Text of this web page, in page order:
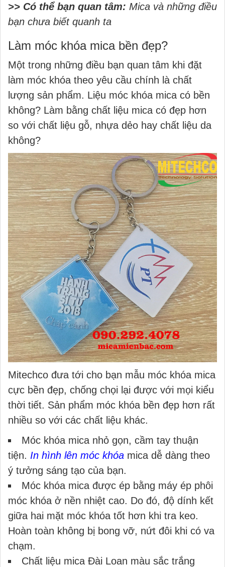
>> Có thể bạn quan tâm: Mica và những điều
bạn chưa biết quanh ta
Làm móc khóa mica bền đẹp?
Một trong những điều bạn quan tâm khi đặt
làm móc khóa theo yêu cầu chính là chất
lượng sản phẩm. Liệu móc khóa mica có bền
không? Làm bằng chất liệu mica có đẹp hơn
so với chất liệu gỗ, nhựa dẻo hay chất liệu da
không?
Mitechco đưa tới cho bạn mẫu móc khóa mica
cực bền đẹp, chống chọi lại được với mọi kiểu
thời tiết. Sản phẩm móc khóa bền đẹp hơn rất
nhiều so với các chất liệu khác.
Móc khóa mica nhỏ gọn, cầm tay thuận
tiện. In hình lên móc khóa mica dễ dàng theo
ý tưởng sáng tạo của bạn.
Móc khóa mica được ép bằng máy ép phôi
móc khóa ở nền nhiệt cao. Do đó, độ dính kết
giữa hai mặt móc khóa tốt hơn khi tra keo.
Hoàn toàn không bị bong vỡ, nứt đôi khi có va
chạm.
Chất liệu mica Đài Loan màu sắc trắng